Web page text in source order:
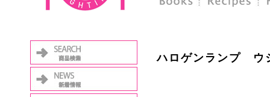
ハロゲンランプ ウ